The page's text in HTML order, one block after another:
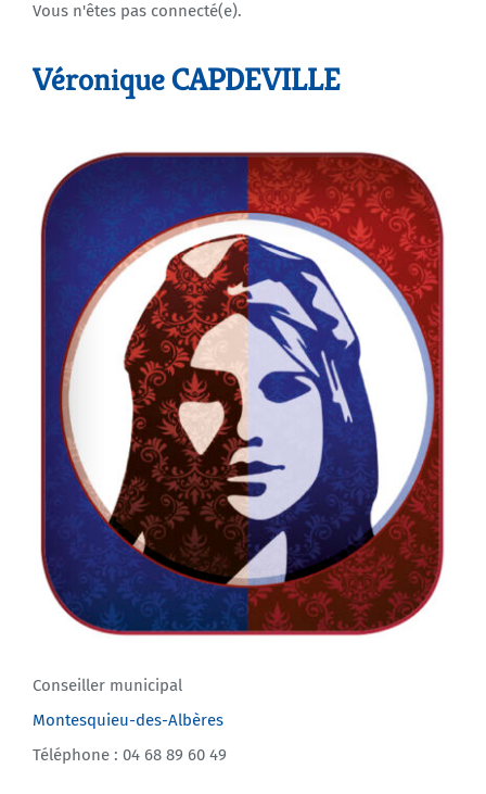
Agenda
Vous n'êtes pas connecté(e).
Véronique CAPDEVILLE
Conseiller municipal
Montesquieu-des-Albères
Téléphone : 04 68 89 60 49